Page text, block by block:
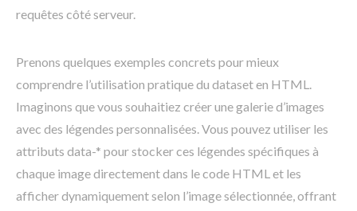
requêtes côté serveur.
Prenons quelques exemples concrets pour mieux
comprendre l’utilisation pratique du dataset en HTML.
Imaginons que vous souhaitiez créer une galerie d’images
avec des légendes personnalisées. Vous pouvez utiliser les
attributs data-* pour stocker ces légendes spécifiques à
chaque image directement dans le code HTML et les
afficher dynamiquement selon l’image sélectionnée, offrant